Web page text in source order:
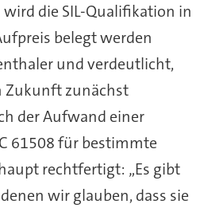
die SIL-Qualifikation in
belegt werden
und verdeutlicht,
Zukunft zunächst
der Aufwand einer
61508 für bestimmte
rechtfertigt: „Es gibt
wir glauben, dass sie